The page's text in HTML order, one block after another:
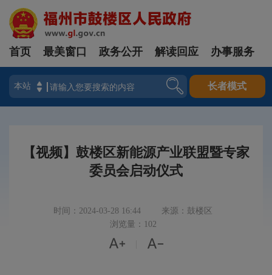
登录
首页 最美窗口 政务公开 解读回应 办事服务
长者模式
【视频】鼓楼区新能源产业联盟暨专家
委员会启动仪式
时间：2024-03-28 16:44
来源：鼓楼区
浏览量：102
 